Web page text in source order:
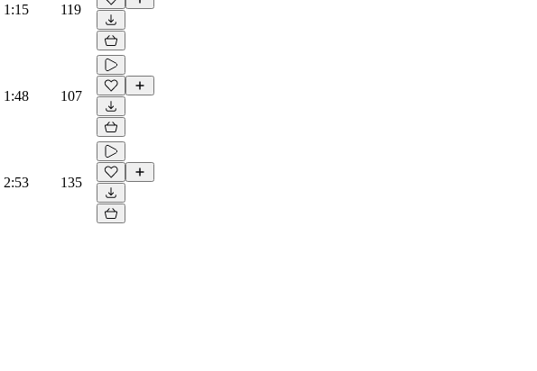
1:15 119
1:48 107
2:53 135